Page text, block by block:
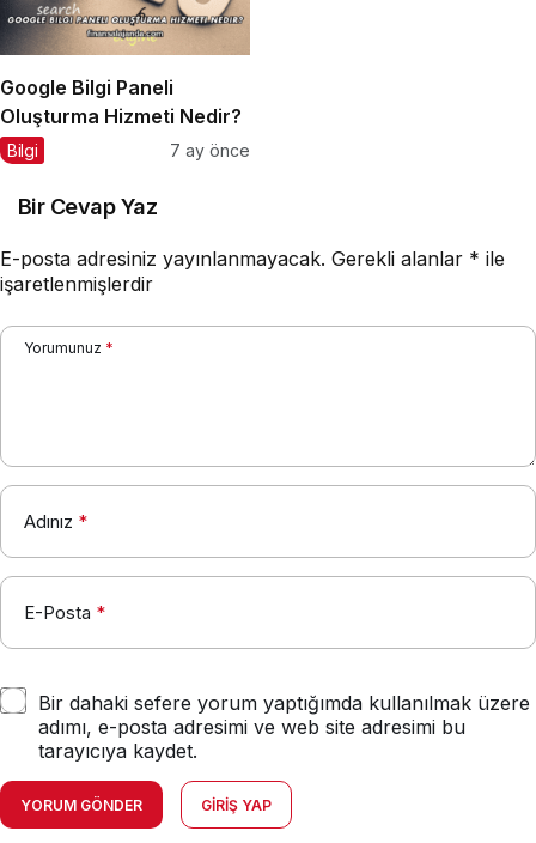
Google Bilgi Paneli
Oluşturma Hizmeti Nedir?
Bilgi 7 ay önce
Bir Cevap Yaz
E-posta adresiniz yayınlanmayacak. Gerekli alanlar * ile
işaretlenmişlerdir
Yorumunuz *
Adınız *
E-Posta *
Bir dahaki sefere yorum yaptığımda kullanılmak üzere
adımı, e-posta adresimi ve web site adresimi bu
tarayıcıya kaydet.
YORUM GÖNDER GIRIŞ YAP